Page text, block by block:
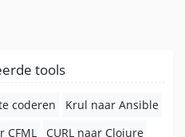
tools
coderen
Krul naar Ansible
CFML
CURL naar Clojure